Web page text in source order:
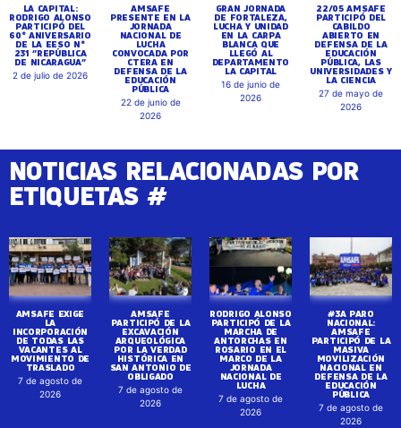
LA CAPITAL:
RODRIGO ALONSO
PARTICIPÓ DEL
60° ANIVERSARIO
DE LA EESO N°
231 “REPÚBLICA
DE NICARAGUA”
2 de julio de 2026
AMSAFE
PRESENTE EN LA
JORNADA
NACIONAL DE
LUCHA
CONVOCADA POR
CTERA EN
DEFENSA DE LA
EDUCACIÓN
PÚBLICA
22 de junio de
2026
GRAN JORNADA
DE FORTALEZA,
LUCHA Y UNIDAD
EN LA CARPA
BLANCA QUE
LLEGÓ AL
DEPARTAMENTO
LA CAPITAL
16 de junio de
2026
22/05 AMSAFE
PARTICIPÓ DEL
CABILDO
ABIERTO EN
DEFENSA DE LA
EDUCACIÓN
PÚBLICA, LAS
UNIVERSIDADES Y
LA CIENCIA
27 de mayo de
2026
NOTICIAS RELACIONADAS POR
ETIQUETAS #
AMSAFE EXIGE
LA
INCORPORACIÓN
DE TODAS LAS
VACANTES AL
MOVIMIENTO DE
TRASLADO
7 de agosto de
2026
AMSAFE
PARTICIPÓ DE LA
EXCAVACIÓN
ARQUEOLÓGICA
POR LA VERDAD
HISTÓRICA EN
SAN ANTONIO DE
OBLIGADO
7 de agosto de
2026
RODRIGO ALONSO
PARTICIPÓ DE LA
MARCHA DE
ANTORCHAS EN
ROSARIO EN EL
MARCO DE LA
JORNADA
NACIONAL DE
LUCHA
7 de agosto de
2026
#3A PARO
NACIONAL:
AMSAFE
PARTICIPÓ DE LA
MASIVA
MOVILIZACIÓN
NACIONAL EN
DEFENSA DE LA
EDUCACIÓN
PÚBLICA
7 de agosto de
2026